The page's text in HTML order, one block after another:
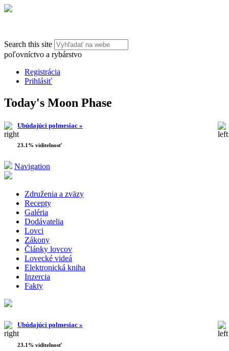
Search this site
poľovníctvo a rybárstvo
Registrácia
Prihlásiť
Today's Moon Phase
Ubúdajúci polmesiac »
23.1% viditelnosť
Navigation
Združenia a zväzy
Recepty
Galéria
Dodávatelia
Lovci
Zákony
Články lovcov
Lovecké videá
Elektronická kniha
Inzercia
Fakty
Ubúdajúci polmesiac »
23.1% viditelnosť